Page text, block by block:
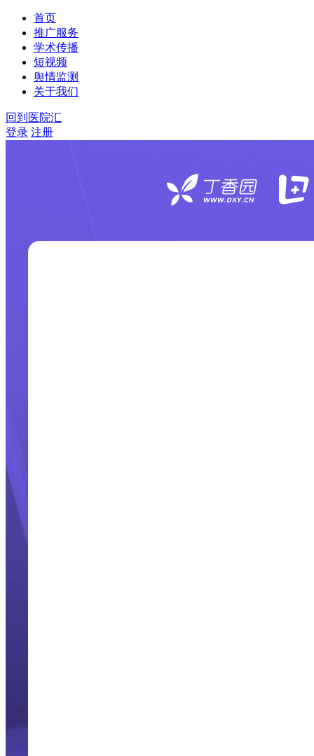
首页
推广服务
学术传播
短视频
舆情监测
关于我们
回到医院汇
登录 注册